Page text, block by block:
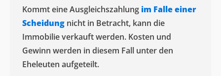
Kommt eine Ausgleichszahlung im Falle einer
Scheidung nicht in Betracht, kann die
Immobilie verkauft werden. Kosten und
Gewinn werden in diesem Fall unter den
Eheleuten aufgeteilt.​